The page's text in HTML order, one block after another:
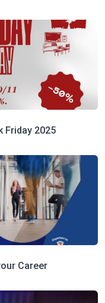
Friday 2025
Career